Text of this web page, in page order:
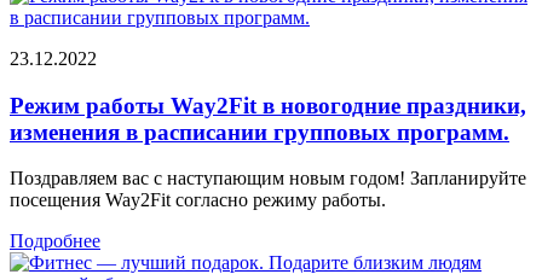
23.12.2022
Режим работы Way2Fit в новогодние праздники,
изменения в расписании групповых программ.
Поздравляем вас с наступающим новым годом! Запланируйте
посещения Way2Fit согласно режиму работы.
Подробнее